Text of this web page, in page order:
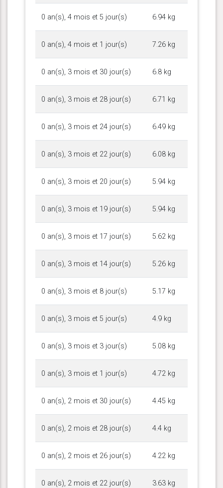
0 an(s), 4 mois et 5 jour(s) 6.94 kg
0 an(s), 4 mois et 1 jour(s) 7.26 kg
0 an(s), 3 mois et 30 jour(s) 6.8 kg
0 an(s), 3 mois et 28 jour(s) 6.71 kg
0 an(s), 3 mois et 24 jour(s) 6.49 kg
0 an(s), 3 mois et 22 jour(s) 6.08 kg
0 an(s), 3 mois et 20 jour(s) 5.94 kg
0 an(s), 3 mois et 19 jour(s) 5.94 kg
0 an(s), 3 mois et 17 jour(s) 5.62 kg
0 an(s), 3 mois et 14 jour(s) 5.26 kg
0 an(s), 3 mois et 8 jour(s) 5.17 kg
0 an(s), 3 mois et 5 jour(s) 4.9 kg
0 an(s), 3 mois et 3 jour(s) 5.08 kg
0 an(s), 3 mois et 1 jour(s) 4.72 kg
0 an(s), 2 mois et 30 jour(s) 4.45 kg
0 an(s), 2 mois et 28 jour(s) 4.4 kg
0 an(s), 2 mois et 26 jour(s) 4.22 kg
0 an(s), 2 mois et 22 jour(s) 3.63 kg